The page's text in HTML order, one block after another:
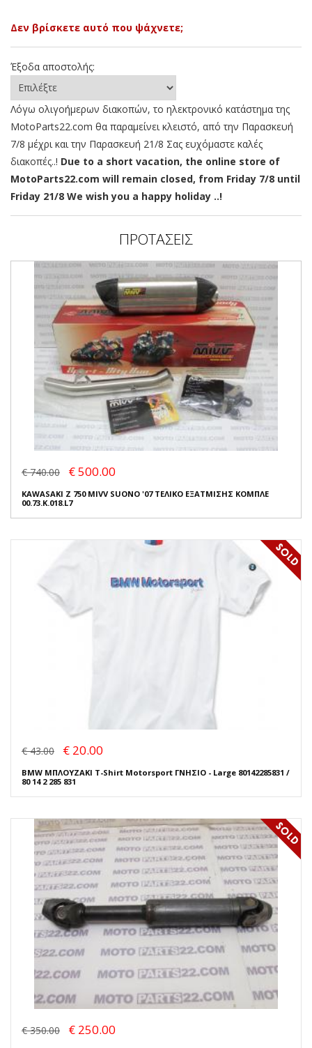
Δεν βρίσκετε αυτό που ψάχνετε;
Έξοδα αποστολής:
Λόγω ολιγοήμερων διακοπών, το ηλεκτρονικό κατάστημα της
MotoParts22.com θα παραμείνει κλειστό, από την Παρασκευή
7/8 μέχρι και την Παρασκευή 21/8 Σας ευχόμαστε καλές
διακοπές..! Due to a short vacation, the online store of
MotoParts22.com will remain closed, from Friday 7/8 until
Friday 21/8 We wish you a happy holiday ..!
ΠΡΟΤΑΣΕΙΣ
€ 740.00 € 500.00
KAWASAKI Z 750 MIVV SUONO '07 ΤΕΛΙΚΟ ΕΞΑΤΜΙΣΗΣ ΚΟΜΠΛΕ
00.73.K.018.L7
€ 43.00 € 20.00
BMW ΜΠΛΟΥΖΑΚΙ T-Shirt Motorsport ΓΝΗΣΙΟ - Large 80142285831 /
80 14 2 285 831
€ 350.00 € 250.00